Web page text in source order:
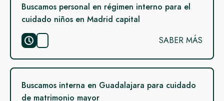
Buscamos personal en régimen interno para el
cuidado niños en Madrid capital
SABER MÁS
Buscamos interna en Guadalajara para cuidado
de matrimonio mayor